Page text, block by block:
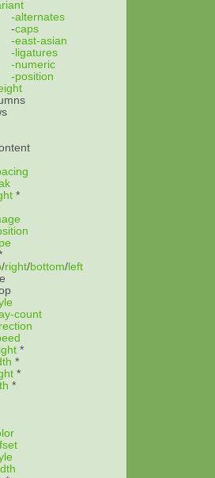
-alternates
-caps
-east-asian
-ligatures
-numeric
-position
*
/right/bottom/ left
count
*
*
*
*